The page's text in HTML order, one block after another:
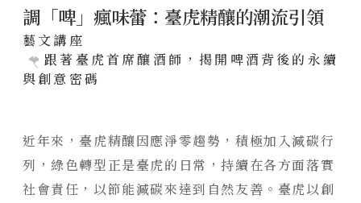
NEWS
國際展覽
用心服務
新案鑑賞
經典築績
特約商家
STORE
調「啤」瘋味蕾：臺虎精釀的潮流引領
藝文講座
跟著臺虎首席釀酒師，揭開啤酒背後的永續
與創意密碼
近年來，臺虎精釀因應淨零趨勢，積極加入減碳行
列，綠色轉型正是臺虎的日常，持續在各方面落實
社會責任，以節能減碳來達到自然友善。臺虎以創